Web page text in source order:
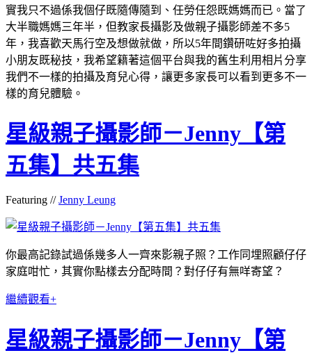
實我只不過係我個仔既隨傳隨到、任勞任怨既媽媽而已。當了
大半職媽媽三年半，但教家長攝影及做親子攝影師差不多5
年，我喜歡天馬行空及想做就做，所以5年間鑽研咗好多拍攝
小朋友既秘技，我希望籍著這個平台與我的舊生利用相片分享
我們不一樣的拍攝及育兒心得，讓更多家長可以看到更多不一
樣的育兒體驗。
星級親子攝影師－Jenny【第
五集】共五集
Featuring //Jenny Leung
你最高記錄試過係幾多人一齊來影親子照？工作同埋照顧仔仔
家庭咁忙，其實你點樣去分配時間？對仔仔有無咩寄望？
繼續觀看+
星級親子攝影師－Jenny【第